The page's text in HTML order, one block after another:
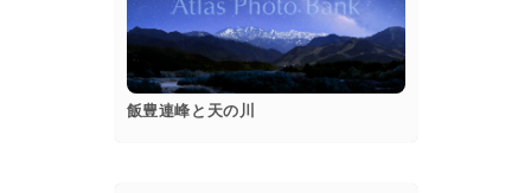
popup Details
飯豊連峰と天の川